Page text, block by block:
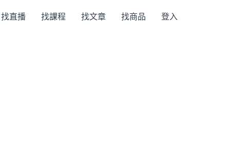
找直播 找課程 找文章 找商品 登入